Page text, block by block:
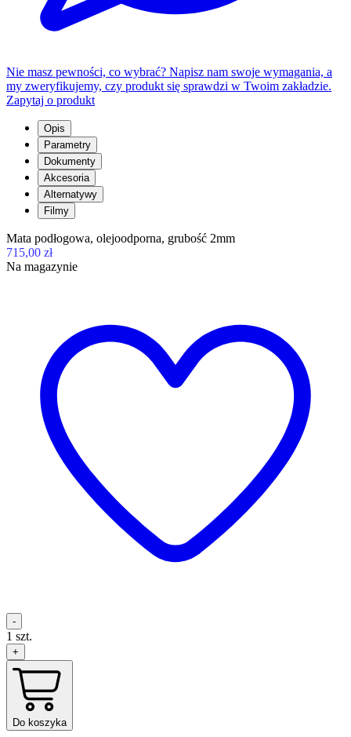
Nie masz pewności, co wybrać? Napisz nam swoje wymagania, a
my zweryfikujemy, czy produkt się sprawdzi w Twoim zakładzie.
Zapytaj o produkt
Opis
Parametry
Dokumenty
Akcesoria
Alternatywy
Filmy
Mata podłogowa, olejoodporna, grubość 2mm
715,00 zł
Na magazynie
-
1 szt.
+
Do koszyka